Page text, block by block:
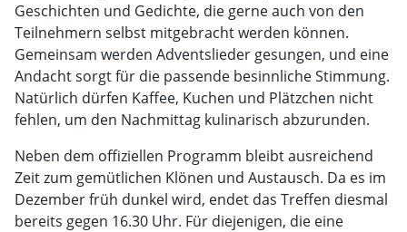
Geschichten und Gedichte, die gerne auch von den
Teilnehmern selbst mitgebracht werden können.
Gemeinsam werden Adventslieder gesungen, und eine
Andacht sorgt für die passende besinnliche Stimmung.
Natürlich dürfen Kaffee, Kuchen und Plätzchen nicht
fehlen, um den Nachmittag kulinarisch abzurunden.
Neben dem offiziellen Programm bleibt ausreichend
Zeit zum gemütlichen Klönen und Austausch. Da es im
Dezember früh dunkel wird, endet das Treffen diesmal
bereits gegen 16.30 Uhr. Für diejenigen, die eine